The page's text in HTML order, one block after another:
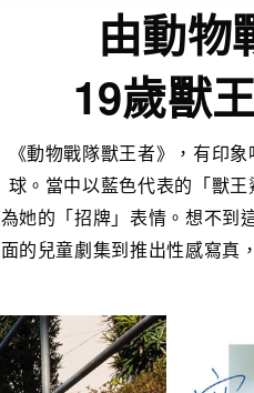
由動物
19歲獸
《動物戰隊獸王者》，有印
球。當中以藍色代表的「獸
為她的「招牌」表情。想不到
面的兒童劇集到推出性感寫真